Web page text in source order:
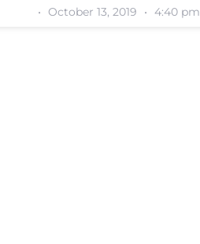
October 13, 2019 4:40 pm